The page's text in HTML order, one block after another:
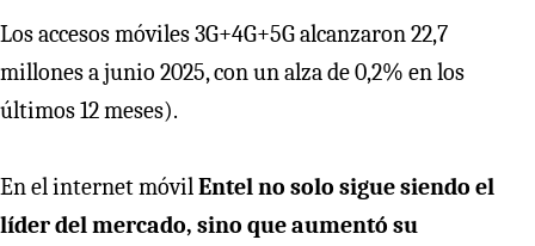
Los accesos móviles 3G+4G+5G alcanzaron 22,7
millones a junio 2025, con un alza de 0,2% en los
últimos 12 meses).
En el internet móvilEntel no solo sigue siendo el
líder del mercado, sino que aumentó su